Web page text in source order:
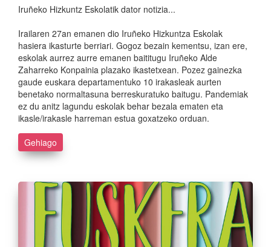
Iruñeko Hizkuntz Eskolatik dator notizia...
Irailaren 27an emanen dio Iruñeko Hizkuntza Eskolak
hasiera ikasturte berriari. Gogoz bezain kementsu, izan ere,
eskolak aurrez aurre emanen baititugu Iruñeko Alde
Zaharreko Konpainia plazako ikastetxean. Pozez gainezka
gaude euskara departamentuko 10 irakasleak aurten
benetako normaltasuna berreskuratuko baitugu. Pandemiak
ez du anitz lagundu eskolak behar bezala ematen eta
ikasle/irakasle harreman estua goxatzeko orduan.
Gehiago